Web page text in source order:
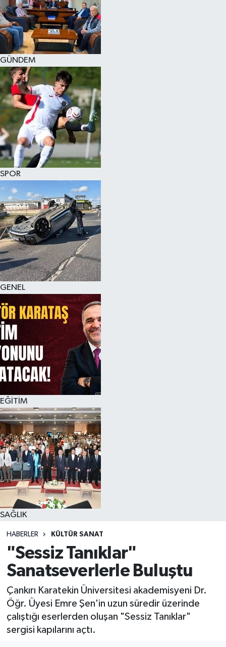
GÜNDEM
SPOR
GENEL
EĞİTİM
SAĞLIK
HABERLER KÜLTÜR SANAT
"Sessiz Tanıklar"
Sanatseverlerle Buluştu
Çankırı Karatekin Üniversitesi akademisyeni Dr.
Öğr. Üyesi Emre Şen'in uzun süredir üzerinde
çalıştığı eserlerden oluşan "Sessiz Tanıklar"
sergisi kapılarını açtı.
KÜLTÜR SANAT
MAGAZİN
SAĞLIK
SİYASET
SPOR
TEKNOLOJİ
YAŞAM